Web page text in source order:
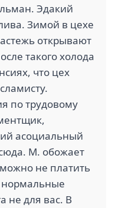
ЗОЛОТАЯ
ТАБАКЕРКА (5)
ОЗОН (4)
Эдакий
Зимой в цехе
открывают
такого холода
что цех
по трудовому
асоциальный
М. обожает
не платить
нормальные
не для вас. В